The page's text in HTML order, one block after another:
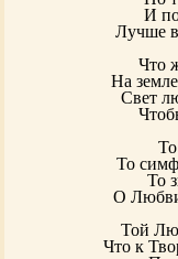
И
Лучше
Что
На
Свет
То
То
О
Той
Что к